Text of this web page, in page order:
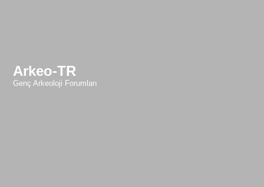
Arkeo-TR
Genç Arkeoloji Forumları